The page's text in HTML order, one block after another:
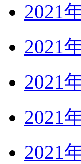
2021
2021
2021
2021
2021